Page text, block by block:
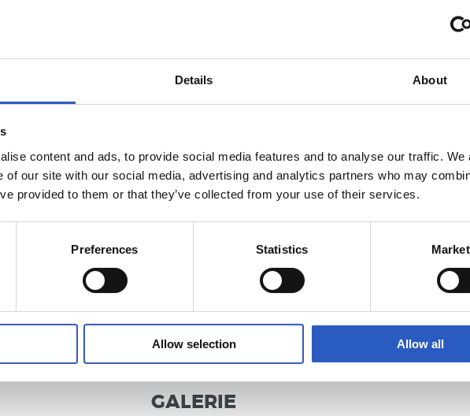
Details About
content and ads, to provide social media features and to analyse our traffic. We
of our site with our social media, advertising and analytics partners who may
provided to them or that they’ve collected from your use of their services.
Preferences Statistics
Allow selection Allow all
2025 2024 2023 2022 2021 2020 2019 2018 2017 2016
GALERIE